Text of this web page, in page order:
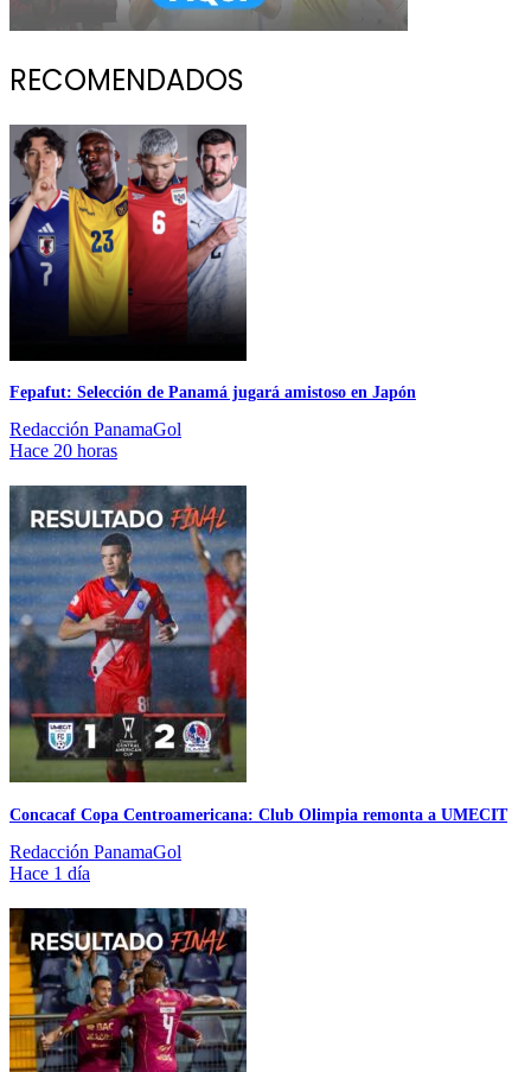
RECOMENDADOS
Fepafut: Selección de Panamá jugará amistoso en Japón
Redacción PanamaGol
Hace 20 horas
Concacaf Copa Centroamericana: Club Olimpia remonta a UMECIT
Redacción PanamaGol
Hace 1 día